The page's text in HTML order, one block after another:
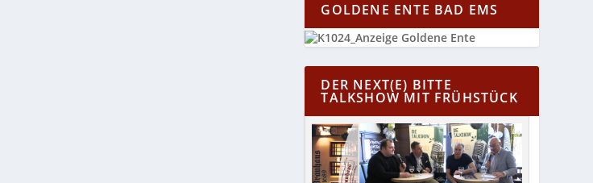
GOLDENE ENTE BAD EMS
DER NEXT(E) BITTE
TALKSHOW MIT FRÜHSTÜCK